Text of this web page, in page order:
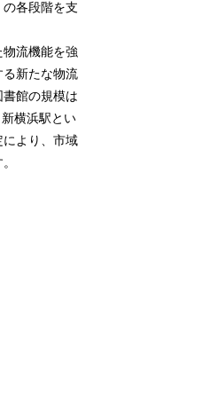
各段階を支
流機能を強
新たな物流
館の規模は
新横浜駅とい
により、市域